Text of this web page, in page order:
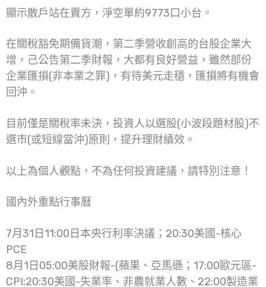
顯示散戶站在賣方，淨空單約9773口小台。
在關稅豁免期備貨潮，第二季營收創高的台股企業大
增，己公告第二季財報，大都有良好營益，雖然部份
企業匯損(非本業之罪)，有待美元走穩，匯損將有機會
回沖。
目前僅是關稅率未決，投資人以選股(小波段題材股)不
選市(或短線當沖)原則，提升理財績效。
以上為個人觀點，不為任何投資建議，請特別注意！
國內外重點行事曆
7月31日11:00日本央行利率決議；20:30美國-核心
PCE
8月1日05:00美股財報-(蘋果、亞馬遜；17:00歐元區-
CPI;20:30美國-失業率、非農就業人數、22:00製造業